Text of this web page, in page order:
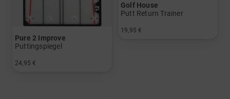
Pure 2 Improve
Puttingspiegel
24,95 €
Golf House
Putt Return Trainer
19,95 €